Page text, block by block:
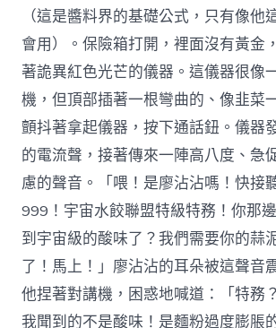
（這是醬料界的基礎公式，只有像他
會用）。保險箱打開，裡面沒有黃金
著詭異紅色光芒的儀器。這儀器很像
機，但頂部插著一根彎曲的、像韭菜
顫抖著拿起儀器，按下通話鈕。儀器
的電流聲，接著傳來一陣高八度、急
慮的聲音。「喂！是廖沾沾嗎！快接
999！宇宙水餃聯盟特級特務！你那
到宇宙級的酸味了？我們需要你的蒜
了！馬上！」廖沾沾的耳朵被這聲音
他捏著對講機，困惑地喊道：「特務
我聞到的不是酸味！是麵粉過度膨脹